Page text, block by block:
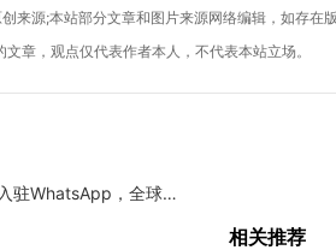
来源;本站部分文章和图片来源网络编辑，如存
章，观点仅代表作者本人，不代表本站立场。
ChatGPT免费入驻WhatsApp，全球用户畅聊AI
相关推荐